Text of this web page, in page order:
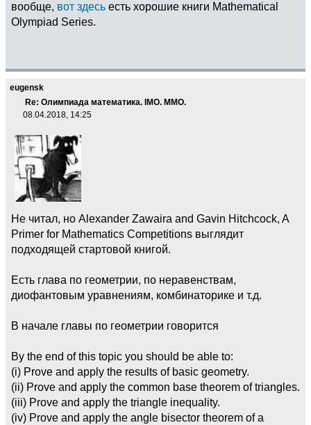
вообще, вот здесь есть хорошие книги Mathematical
Olympiad Series.
eugensk
Re: Олимпиада математика. IMO. ММО.
08.04.2018, 14:25
Не читал, но Alexander Zawaira and Gavin Hitchcock, A
Primer for Mathematics Competitions выглядит
подходящей стартовой книгой.
Есть глава по геометрии, по неравенствам,
диофантовым уравнениям, комбинаторике и т.д.
В начале главы по геометрии говорится
By the end of this topic you should be able to:
(i) Prove and apply the results of basic geometry.
(ii) Prove and apply the common base theorem of triangles.
(iii) Prove and apply the triangle inequality.
(iv) Prove and apply the angle bisector theorem of a